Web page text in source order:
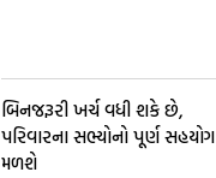
બિનજરૂરી ખર્ચ વધી શકે છે,
પરિવારના સભ્યોનો પૂર્ણ સહયોગ
મળશે